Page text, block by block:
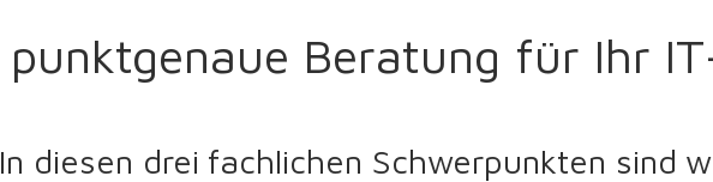
punktgenaue Beratung für Ihr
In diesen drei fachlichen Schwerpunkten sind